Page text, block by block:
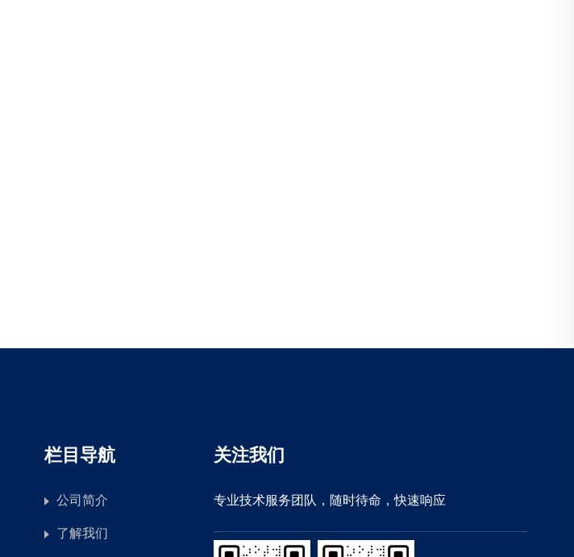
栏目导航
公司简介
了解我们
关注我们
专业技术服务团队，随时待命，快速响应